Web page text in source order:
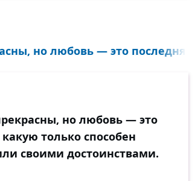
но любовь — это последняя...
но любовь — это
только способен
своими достоинствами.